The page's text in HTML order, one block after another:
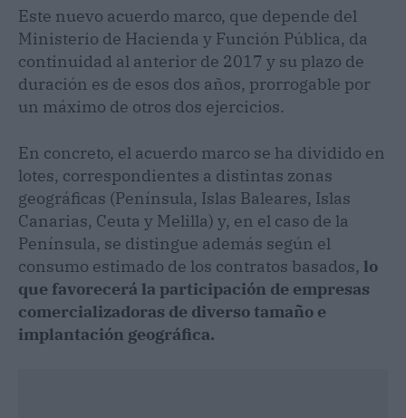
Este nuevo acuerdo marco, que depende del
Ministerio de Hacienda y Función Pública, da
continuidad al anterior de 2017 y su plazo de
duración es de esos dos años, prorrogable por
un máximo de otros dos ejercicios.
En concreto, el acuerdo marco se ha dividido en
lotes, correspondientes a distintas zonas
geográficas (Península, Islas Baleares, Islas
Canarias, Ceuta y Melilla) y, en el caso de la
Península, se distingue además según el
consumo estimado de los contratos basados, lo
que favorecerá la participación de empresas
comercializadoras de diverso tamaño e
implantación geográfica.